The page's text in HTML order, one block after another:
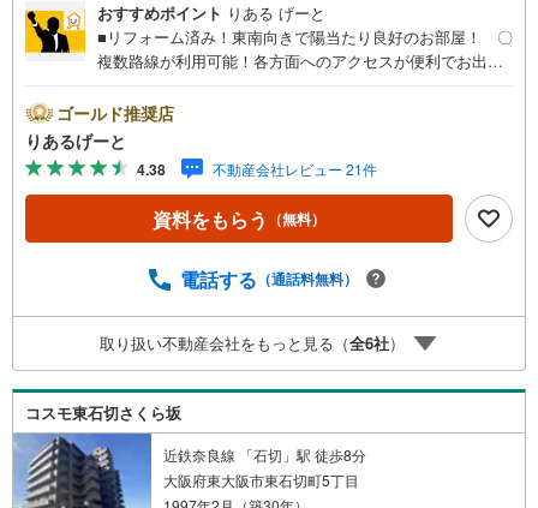
おすすめポイント りある げーと
■リフォーム済み！東南向きで陽当たり良好のお部屋！ 〇
複数路線が利用可能！各方面へのアクセスが便利でお出掛
い朝や遅い帰宅時にも嬉しい距離！■物件検討中のお客さ
ま！ちょっと見学してみたいだけなどでも内覧可能です！
売主さまの都合等で見学ができない場合がございます。お
気軽に「りあるげーと」までお問合わせ下さい！■「りある
げーと」が選ばれるポイント！■年中休まず営業中！いつで
も対応致します！・営業時間:9:00～21:00上記の時間帯
す！■各種相談、承ります！■【無料送迎】「小さなお子さ
て送迎致します！【リフォーム相談】資格を持った専門ス
タッフがお悩みに合わせてお話をうかがい、お客さまにぴ
ったりの提案を行います！■その他:物件相談、住宅ローン
相談、ご質問、気になること、何でもお気軽にご相談くだ
さい！
ゴールド推奨店
りあるげーと
4.38 不動産会社レビュー 21件
資料をもらう （無料）
電話する （通話料無料）
取り扱い不動産会社をもっと見る（全6社）
コスモ東石切さくら坂
近鉄奈良線 「石切」駅 徒歩8分
大阪府東大阪市東石切町5丁目